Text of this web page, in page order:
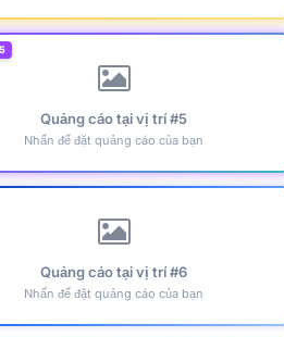
Quảng cáo tại vị trí #5
Nhấn để đặt quảng cáo của bạn
Quảng cáo tại vị trí #6
Nhấn để đặt quảng cáo của bạn